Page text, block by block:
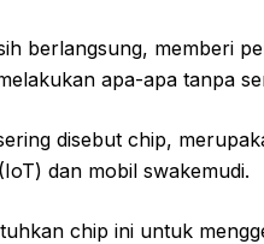
berlangsung, memberi
apa-apa tanpa
disebut chip,
dan mobil swakemudi.
chip ini untuk